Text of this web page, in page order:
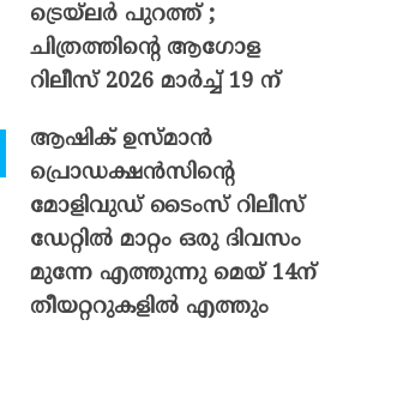
ട്രെയ്‌ലർ പുറത്ത് ;
ചിത്രത്തിന്റെ ആഗോള
റിലീസ് 2026 മാർച്ച് 19 ന്
ആഷിക് ഉസ്മാൻ
പ്രൊഡക്ഷൻസിന്റെ
മോളിവുഡ് ടൈംസ് റിലീസ്
ഡേറ്റിൽ മാറ്റം ഒരു ദിവസം
മുന്നേ എത്തുന്നു മെയ് 14ന്
തീയറ്ററുകളിൽ എത്തും